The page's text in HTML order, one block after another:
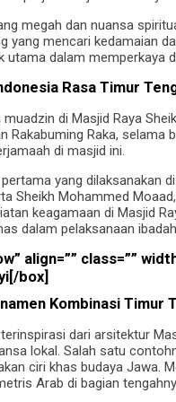
megah dan nuansa
yang mencari kedamaian
utama dalam memperkaya
Rasa Timur
di Masjid Raya
Rakabuming Raka,
di masjid ini.
yang dilaksanakan
Sheikh Mohammed
keagamaan di Masjid
dalam pelaksanaan
align=”” class=””
[/box]
Kombinasi Timur
dari arsitektur
lokal. Salah satu
ciri khas budaya Jawa.
Arab di bagian